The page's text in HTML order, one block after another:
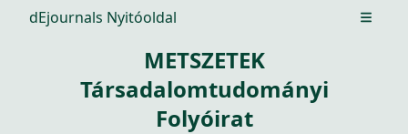
dEjournals Nyitóoldal Open
METSZETEK
Társadalomtudományi
Folyóirat